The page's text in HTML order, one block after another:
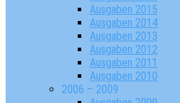
Ausgaben 2015
Ausgaben 2014
Ausgaben 2013
Ausgaben 2012
Ausgaben 2011
Ausgaben 2010
2006 – 2009